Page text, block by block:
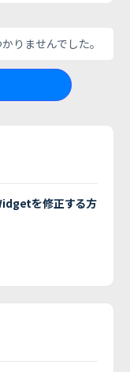
りませんでした。
を修正する方